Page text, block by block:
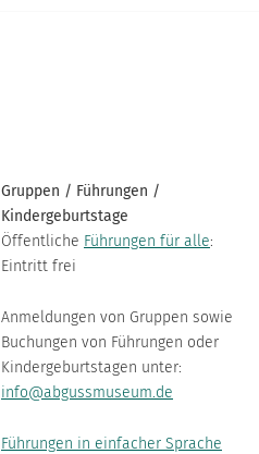
Gruppen / Führungen /
Kindergeburtstage
Öffentliche Führungen für alle:
Eintritt frei
Anmeldungen von Gruppen sowie
Buchungen von Führungen oder
Kindergeburtstagen unter:
info@abgussmuseum.de
Führungen in einfacher Sprache